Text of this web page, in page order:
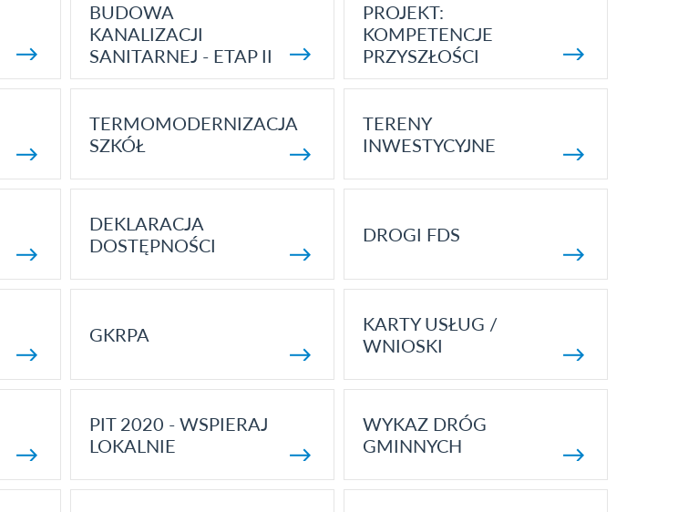
BUDOWA
KANALIZACJI
SANITARNEJ - ETAP II
PROJEKT:
KOMPETENCJE
PRZYSZŁOŚCI
TERMOMODERNIZACJA
SZKÓŁ
TERENY
INWESTYCYJNE
DEKLARACJA
DOSTĘPNOŚCI
DROGI FDS
GKRPA
KARTY USŁUG /
WNIOSKI
PIT 2020 - WSPIERAJ
LOKALNIE
WYKAZ DRÓG
GMINNYCH